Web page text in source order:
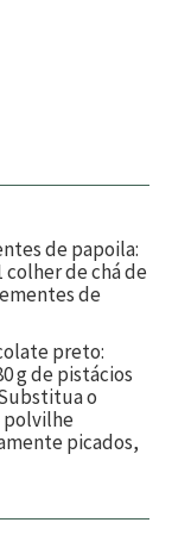
de papoila:
colher de chá de
de
preto:
g de pistácios
o
polvilhe
picados,